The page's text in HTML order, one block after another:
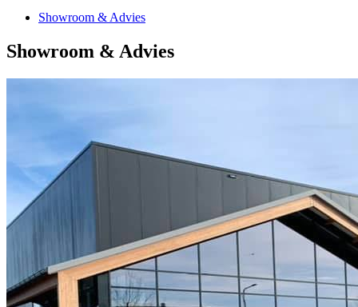
Showroom & Advies
Showroom & Advies